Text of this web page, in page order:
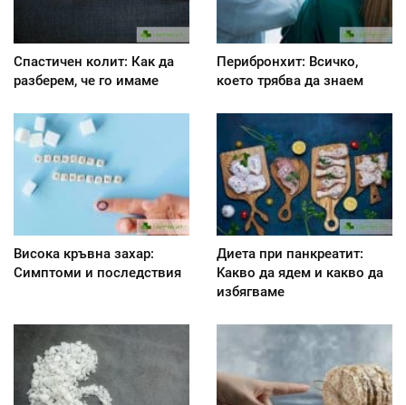
Спастичен колит: Как да
разберем, че го имаме
Перибронхит: Всичко,
което трябва да знаем
Висока кръвна захар:
Симптоми и последствия
Диета при панкреатит:
Kакво да ядем и какво да
избягваме